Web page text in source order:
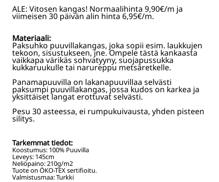
ALE: Vitosen kangas! Normaalihinta 9,90€/m ja
viimeisen 30 päivän alin hinta 6,95€/m.
Materiaali:
Paksuhko puuvillakangas, joka sopii esim. laukkujen
tekoon, sisustukseen, jne. Ompele tästä kankaasta
vaikkapa värikäs sohvatyyny, suojapussukka
kukkaruukulle tai narureppu metsäretkelle.
Panamapuuvilla on lakanapuuvillaa selvästi
paksumpi puuvillakangas, jossa kudos on karkea ja
yksittäiset langat erottuvat selvästi.
Pesu 30 asteessa, ei rumpukuivausta, yhden pisteen
silitys.
Tarkemmat tiedot:
Koostumus: 100% Puuvilla
Leveys: 145cm
Neliöpaino:210g/m2
Tuote on ÖKO-TEX sertifioitu.
Valmistusmaa: Turkki